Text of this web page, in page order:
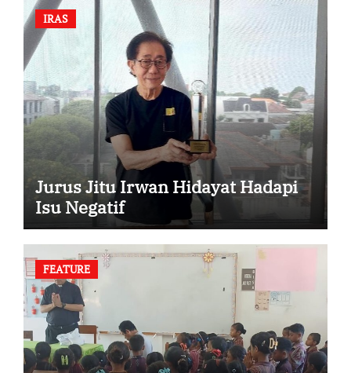
IRAS
Jurus Jitu Irwan Hidayat Hadapi
Isu Negatif
FEATURE